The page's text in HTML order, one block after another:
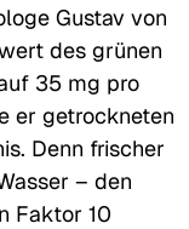
Gustav von
des grünen
35 mg pro
er getrockneten
Denn frischer
– den
Faktor 10